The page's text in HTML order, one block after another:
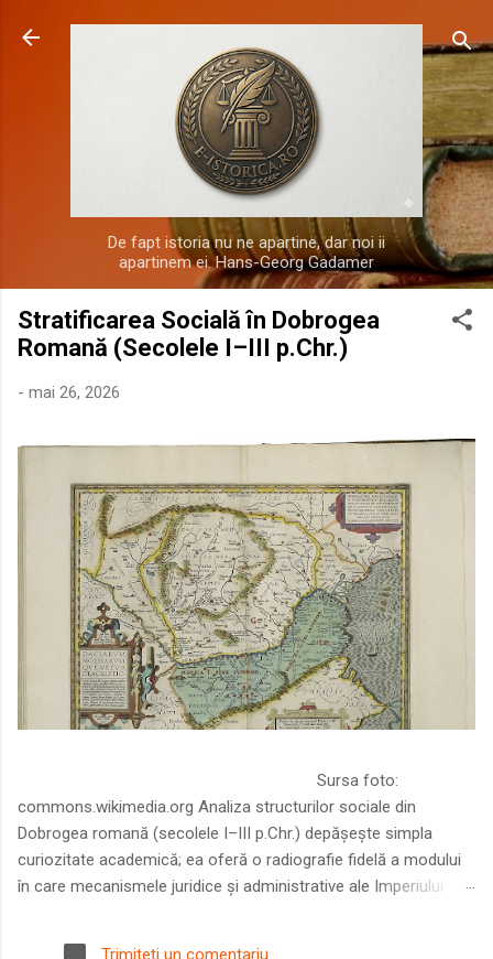
Treceți la conținutul principal
De fapt istoria nu ne apartine, dar noi ii
apartinem ei. Hans-Georg Gadamer
Stratificarea Socială în Dobrogea
Romană (Secolele I–III p.Chr.)
- mai 26, 2026
Sursa foto:
commons.wikimedia.org Analiza structurilor sociale din
Dobrogea romană (secolele I–III p.Chr.) depășește simpla
curiozitate academică; ea oferă o radiografie fidelă a modului
în care mecanismele juridice și administrative ale Imperiului
Într-o epocă în care prosperitatea excepțională a lumii romane
Trimiteți un comentariu